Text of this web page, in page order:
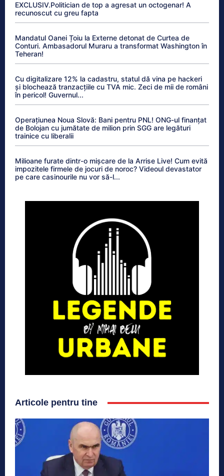
EXCLUSIV.Politician de top a agresat un octogenar! A
recunoscut cu greu fapta
Mandatul Oanei Țoiu la Externe detonat de Curtea de
Conturi. Ambasadorul Muraru a transformat Washington în
Teheran!
Cu digitalizare 12% la cadastru, statul dă vina pe hackeri
și blochează tranzacțiile cu TVA mic. Zeci de mii de români
în pericol! Guvernul...
Operațiunea Noua Slovă: Bani pentru PNL! ONG-ul finanțat
de Bolojan cu jumătate de milion prin SGG are legături
trainice cu liberalii
Milioane furate dintr-o mișcare de la Arrise Live! Cum evită
impozitele firmele de jocuri de noroc? Videoul devastator
pe care casinourile nu vor să-l...
Articole pentru tine